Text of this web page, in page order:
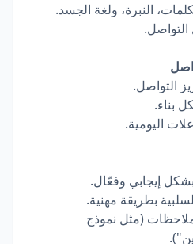
النبرة، ولغة الجسد.
التواصل.
التواصل.
بناء.
اليومية.
إيجابي وفعّال.
بطريقة مهنية.
(مثل نموذج